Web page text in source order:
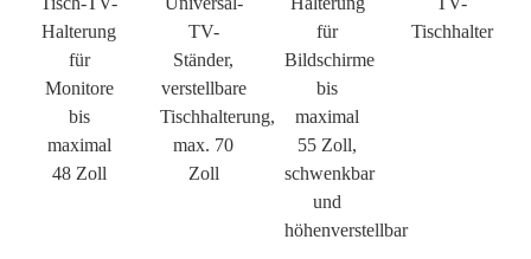
Halterung
für
Monitore
bis
maximal
48 Zoll
TV-
Ständer,
verstellbare
Tischhalterung,
max. 70
Zoll
für
Bildschirme
bis
maximal
55 Zoll,
schwenkbar
und
höhenverstellbar
Tischhalter